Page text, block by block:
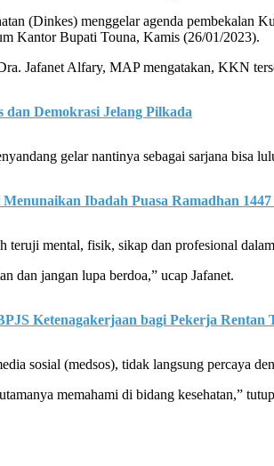
(Dinkes) menggelar agenda pembekalan
Kantor Bupati Touna, Kamis (26/01/2023).
Jafanet Alfary, MAP mengatakan, KKN
dan Demokrasi Jelang Pilkada
gelar nantinya sebagai sarjana bisa
Ibadah Puasa Ramadhan
teruji mental, fisik, sikap dan profesional
dan jangan lupa berdoa,” ucap Jafanet.
Ketenagakerjaan bagi Pekerja Rentan
sosial (medsos), tidak langsung percaya
memahami di bidang kesehatan,”